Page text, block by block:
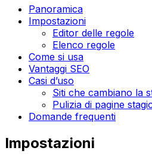
Panoramica
Impostazioni
Editor delle regole
Elenco regole
Come si usa
Vantaggi SEO
Casi d’uso
Siti che cambiano la
Pulizia di pagine
Domande frequenti
Impostazioni